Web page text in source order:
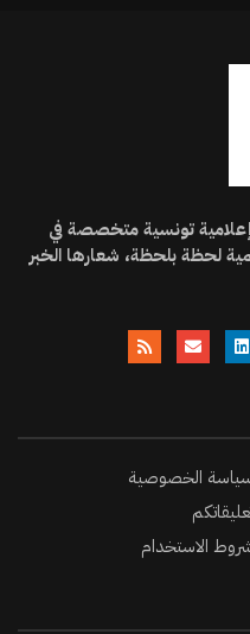
تونسية متخصصة في
لحظة بلحظة، شعارها الخبر
الخصوصية
الاستخدام